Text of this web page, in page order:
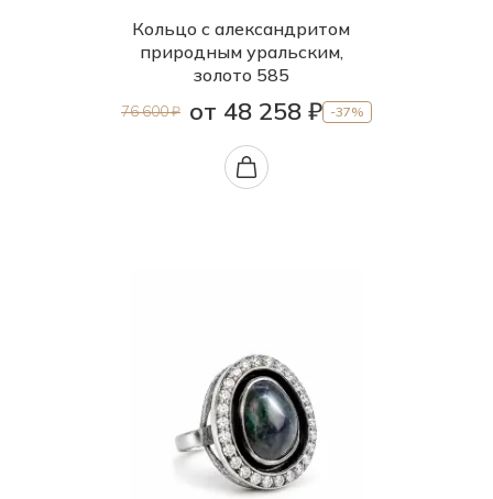
Кольцо с александритом
природным уральским,
золото 585
76 600 ₽ от 48 258 ₽ -37%